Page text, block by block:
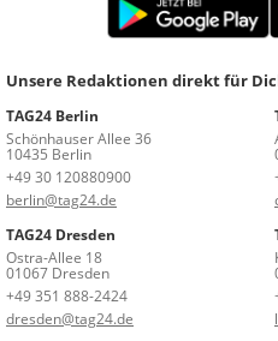
Unsere Redaktionen direkt für
TAG24 Berlin
Schönhauser Allee 36
10435 Berlin
+49 30 120880900
berlin@tag24.de
TAG24 Dresden
Ostra-Allee 18
01067 Dresden
+49 351 888-2424
dresden@tag24.de